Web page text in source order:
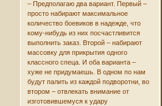
– Предполагаю два вариант. Первый –
просто набирают максимальное
количество боевиков в надежде, что
кому-нибудь из них посчастливится
выполнить заказ. Второй – набирают
массовку для прикрытия одного
классного спеца. И оба варианта –
хуже не придумаешь. В одном по нам
будут палить из каждой подворотни, во
втором – отвлекать внимание от
изготовившемуся к удару